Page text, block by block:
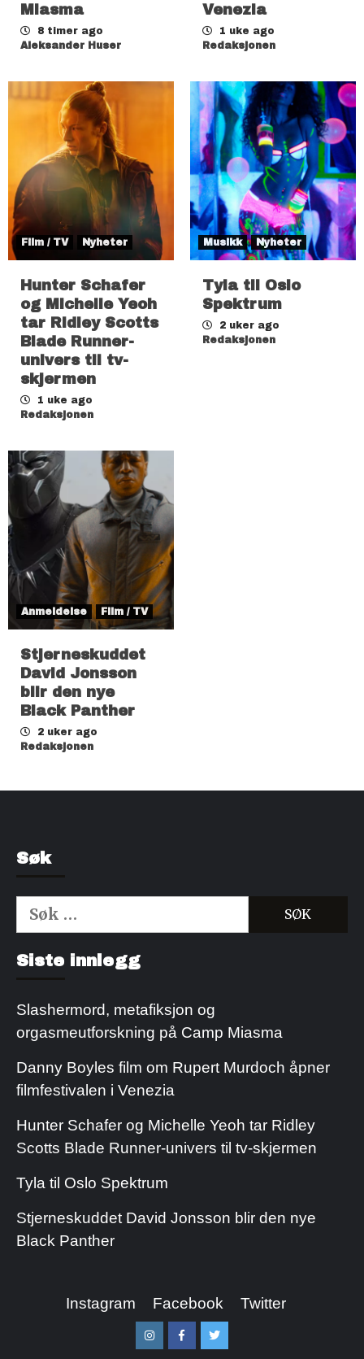
Miasma
8 timer ago
Aleksander Huser
Venezia
1 uke ago
Redaksjonen
Film / TV Nyheter
Hunter Schafer
og Michelle Yeoh
tar Ridley Scotts
Blade Runner-
univers til tv-
skjermen
1 uke ago
Redaksjonen
Musikk Nyheter
Tyla til Oslo
Spektrum
2 uker ago
Redaksjonen
Anmeldelse Film / TV
Stjerneskuddet
David Jonsson
blir den nye
Black Panther
2 uker ago
Redaksjonen
Søk
Søk
etter:
Siste innlegg
Slashermord, metafiksjon og
orgasmeutforskning på Camp Miasma
Danny Boyles film om Rupert Murdoch åpner
filmfestivalen i Venezia
Hunter Schafer og Michelle Yeoh tar Ridley
Scotts Blade Runner-univers til tv-skjermen
Tyla til Oslo Spektrum
Stjerneskuddet David Jonsson blir den nye
Black Panther
Instagram Facebook Twitter
InstagramFacebookTwitter